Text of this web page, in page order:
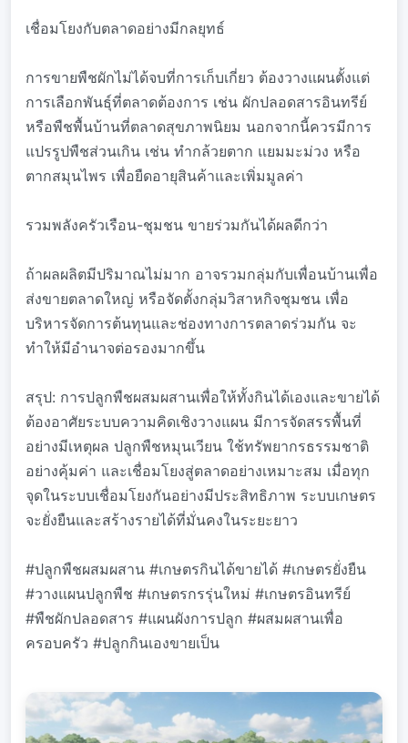
เชื่อมโยงกับตลาดอย่างมีกลยุทธ์
การขายพืชผักไม่ได้จบที่การเก็บเกี่ยว ต้องวางแผนตั้งแต่
การเลือกพันธุ์ที่ตลาดต้องการ เช่น ผักปลอดสารอินทรีย์
หรือพืชพื้นบ้านที่ตลาดสุขภาพนิยม นอกจากนี้ควรมีการ
แปรรูปพืชส่วนเกิน เช่น ทำกล้วยตาก แยมมะม่วง หรือ
ตากสมุนไพร เพื่อยืดอายุสินค้าและเพิ่มมูลค่า
รวมพลังครัวเรือน-ชุมชน ขายร่วมกันได้ผลดีกว่า
ถ้าผลผลิตมีปริมาณไม่มาก อาจรวมกลุ่มกับเพื่อนบ้านเพื่อ
ส่งขายตลาดใหญ่ หรือจัดตั้งกลุ่มวิสาหกิจชุมชน เพื่อ
บริหารจัดการต้นทุนและช่องทางการตลาดร่วมกัน จะ
ทำให้มีอำนาจต่อรองมากขึ้น
สรุป: การปลูกพืชผสมผสานเพื่อให้ทั้งกินได้เองและขายได้
ต้องอาศัยระบบความคิดเชิงวางแผน มีการจัดสรรพื้นที่
อย่างมีเหตุผล ปลูกพืชหมุนเวียน ใช้ทรัพยากรธรรมชาติ
อย่างคุ้มค่า และเชื่อมโยงสู่ตลาดอย่างเหมาะสม เมื่อทุก
จุดในระบบเชื่อมโยงกันอย่างมีประสิทธิภาพ ระบบเกษตร
จะยั่งยืนและสร้างรายได้ที่มั่นคงในระยะยาว
#ปลูกพืชผสมผสาน #เกษตรกินได้ขายได้ #เกษตรยั่งยืน
#วางแผนปลูกพืช #เกษตรกรรุ่นใหม่ #เกษตรอินทรีย์
#พืชผักปลอดสาร #แผนผังการปลูก #ผสมผสานเพื่อ
ครอบครัว #ปลูกกินเองขายเป็น